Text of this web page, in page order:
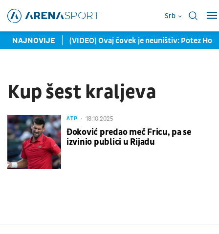
Srb
NAJNOVIJE
put ka UFC-u? (VIDEO) Ovaj čovek je neuništiv: Potez
Kup šest kraljeva
ATP 18.10.2025
Đoković predao meč Fricu, pa se
izvinio publici u Rijadu